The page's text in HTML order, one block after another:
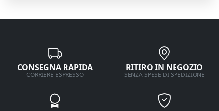
CONSEGNA RAPIDA
CORRIERE ESPRESSO
RITIRO IN NEGOZIO
SENZA SPESE DI SPEDIZIONE